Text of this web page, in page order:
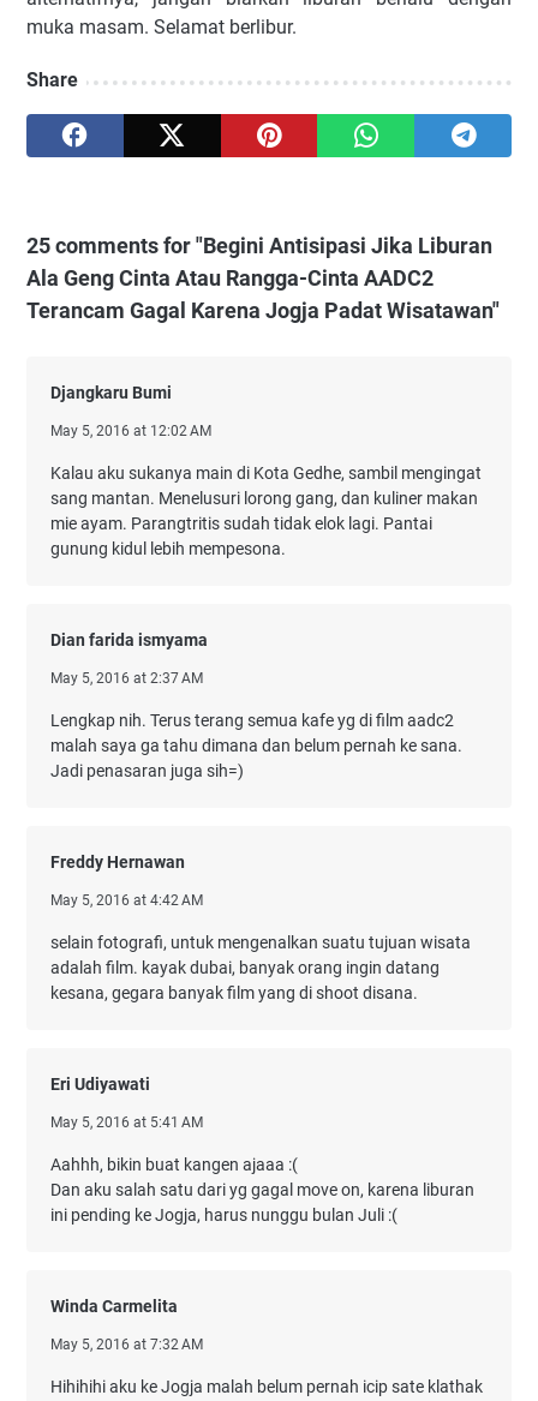
muka masam. Selamat berlibur.
Share
25 comments for "Begini Antisipasi Jika Liburan
Ala Geng Cinta Atau Rangga-Cinta AADC2
Terancam Gagal Karena Jogja Padat Wisatawan"
Djangkaru Bumi
May 5, 2016 at 12:02 AM
Kalau aku sukanya main di Kota Gedhe, sambil mengingat
sang mantan. Menelusuri lorong gang, dan kuliner makan
mie ayam. Parangtritis sudah tidak elok lagi. Pantai
gunung kidul lebih mempesona.
Dian farida ismyama
May 5, 2016 at 2:37 AM
Lengkap nih. Terus terang semua kafe yg di film aadc2
malah saya ga tahu dimana dan belum pernah ke sana.
Jadi penasaran juga sih=)
Freddy Hernawan
May 5, 2016 at 4:42 AM
selain fotografi, untuk mengenalkan suatu tujuan wisata
adalah film. kayak dubai, banyak orang ingin datang
kesana, gegara banyak film yang di shoot disana.
Eri Udiyawati
May 5, 2016 at 5:41 AM
Aahhh, bikin buat kangen ajaaa :(
Dan aku salah satu dari yg gagal move on, karena liburan
ini pending ke Jogja, harus nunggu bulan Juli :(
Winda Carmelita
May 5, 2016 at 7:32 AM
Hihihihi aku ke Jogja malah belum pernah icip sate klathak